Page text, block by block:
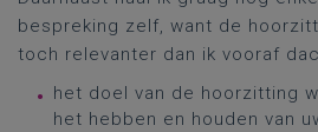
bespreking zelf, want de
toch relevanter dan ik vooraf
het doel van de hoorzitting
het hebben en houden van